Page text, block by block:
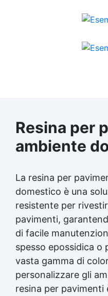
Resina per
ambiente
La resina per
domestico è una
resistente per
pavimenti,
di facile
spesso epossidica o
vasta gamma di
personalizzare gli
resina per pavimenti